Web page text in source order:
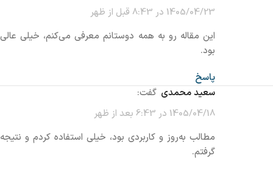
1405/04/23 در 8:43 قبل از ظهر
این مقاله رو به همه دوستانم معرفی می‌کنم، خیلی عالی
بود.
پاسخ
سعید محمدی گفت:
1405/04/18 در 6:43 بعد از ظهر
مطالب به‌روز و کاربردی بود، خیلی استفاده کردم و نتیجه
گرفتم.